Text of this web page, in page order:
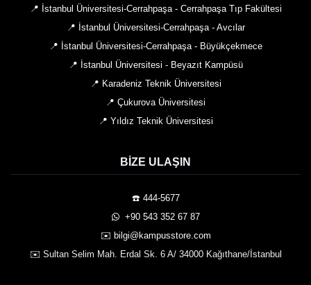
📍 İstanbul Üniversitesi-Cerrahpaşa - Cerrahpaşa Tıp Fakültesi
📍 İstanbul Üniversitesi-Cerrahpaşa - Avcılar
📍 İstanbul Üniversitesi-Cerrahpaşa - Büyükçekmece
📍 İstanbul Üniversitesi - Beyazıt Kampüsü
📍 Karadeniz Teknik Üniversitesi
📍 Çukurova Üniversitesi
📍 Yıldız Teknik Üniversitesi
BIZE ULAŞIN
☎️ 444-5677
️ +90 543 352 67 87
✉️ bilgi@kampusstore.com
✉️ Sultan Selim Mah. Erdal Sk. 6 A/ 34000 Kağıthane/İstanbul